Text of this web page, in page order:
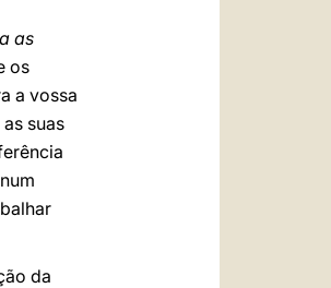
as
os
a vossa
suas
da